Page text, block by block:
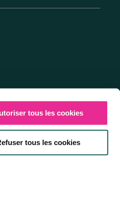
tous les cookies
tous les cookies